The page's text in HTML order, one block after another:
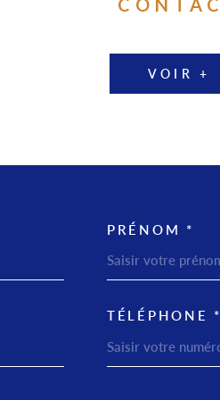
PRÉNOM *
TÉLÉPHONE